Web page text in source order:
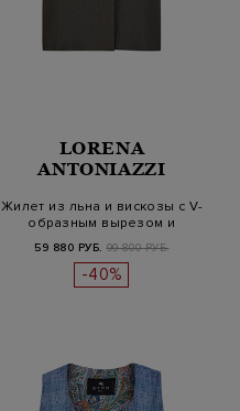
LORENA
ANTONIAZZI
Жилет из льна и вискозы с V-
образным вырезом и
вязаной…
59 880 РУБ. 99 800 РУБ.
-40%